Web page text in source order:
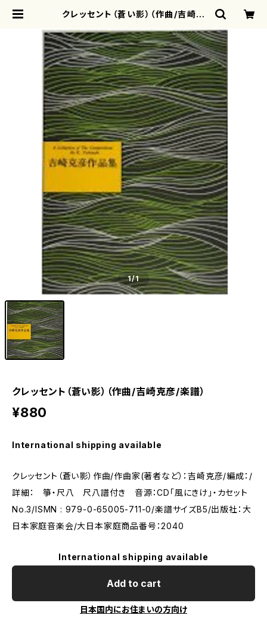
クレッセント（蒼い影）（作曲/吉崎克
1/1
クレッセント（蒼い影）（作曲/吉崎克彦/楽譜）
¥880
International shipping available
クレッセント（蒼い影）作曲/作曲家(著者など）：吉崎克彦/編成：/
詳細： 箏・尺八 尺八譜付き 音源：CD「風にきけ」・カセット
No.3/ISMN : 979-0-65005-711-0/楽譜サイズB5/出版社：大
日本家庭音楽会/大日本家庭商品番号：2040
International shipping available
Add to cart
日本国内にお住まいの方向け